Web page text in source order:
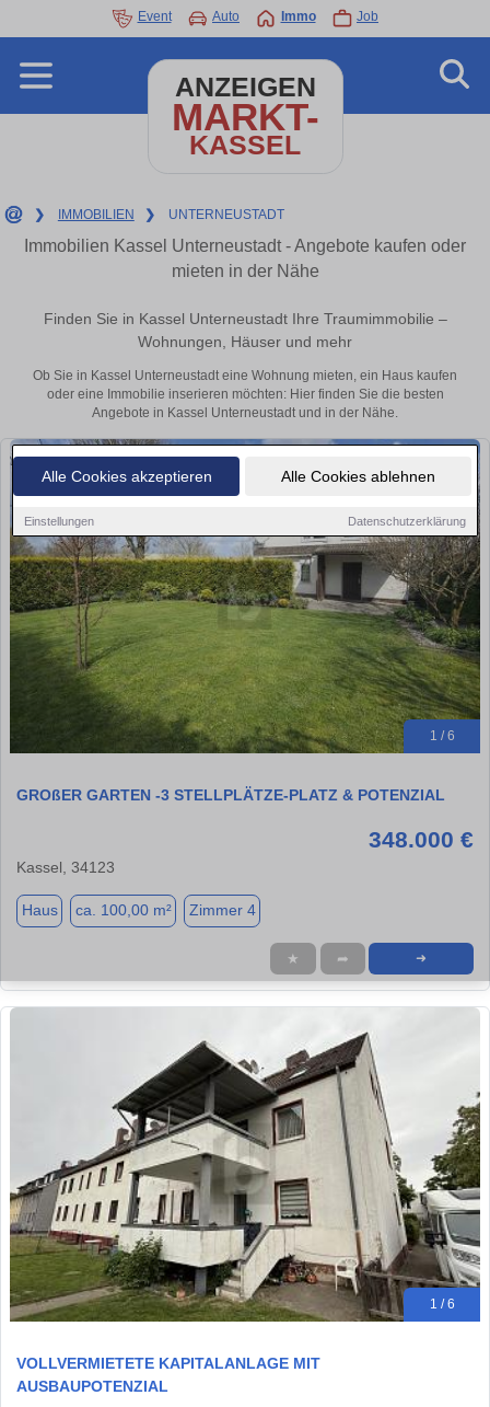
Alle Cookies akzeptieren Alle Cookies ablehnen
Einstellungen Datenschutzerklärung
Event Auto Immo Job
ANZEIGEN
MARKT-
KASSEL
❯ IMMOBILIEN ❯ UNTERNEUSTADT
Immobilien Kassel Unterneustadt - Angebote kaufen oder
mieten in der Nähe
Finden Sie in Kassel Unterneustadt Ihre Traumimmobilie –
Wohnungen, Häuser und mehr
Ob Sie in Kassel Unterneustadt eine Wohnung mieten, ein Haus kaufen
oder eine Immobilie inserieren möchten: Hier finden Sie die besten
Angebote in Kassel Unterneustadt und in der Nähe.
1 / 6
GROßER GARTEN -3 STELLPLÄTZE-PLATZ & POTENZIAL
348.000 €
Kassel, 34123
Haus ca. 100,00 m² Zimmer 4
★ ➦ ➜
1 / 6
VOLLVERMIETETE KAPITALANLAGE MIT
AUSBAUPOTENZIAL